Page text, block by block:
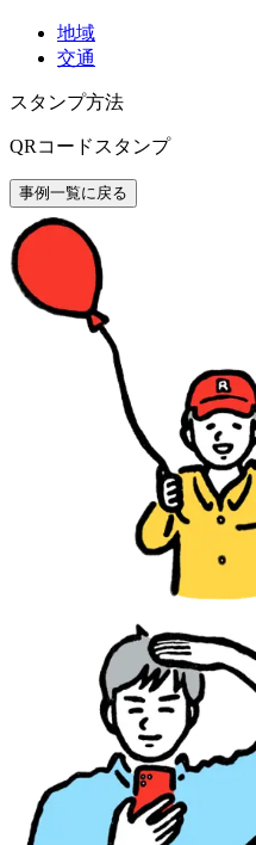
地域
交通
スタンプ方法
QRコードスタンプ
事例一覧に戻る